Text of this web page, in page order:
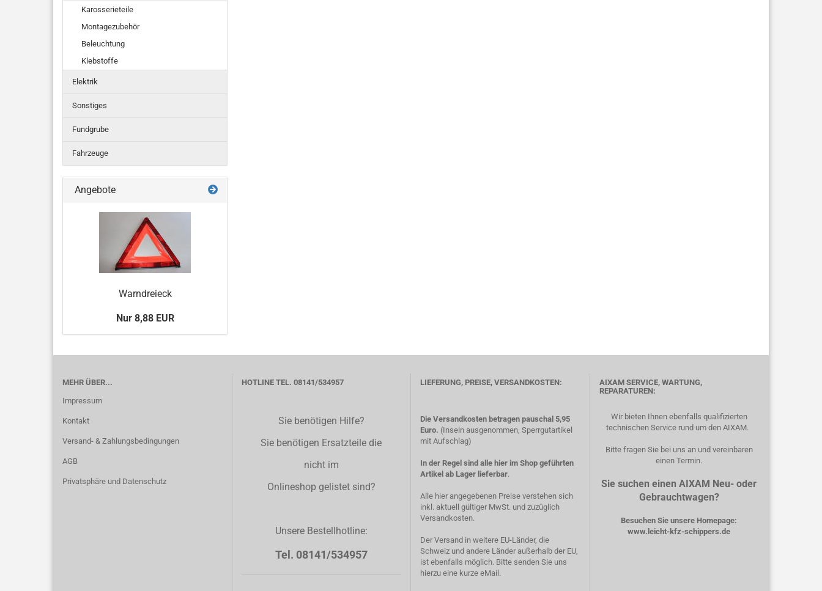
Karosserieteile
Montagezubehör
Beleuchtung
Klebstoffe
Elektrik
Sonstiges
Fundgrube
Fahrzeuge
Angebote
Warndreieck
Nur 8,88 EUR
MEHR ÜBER...
Impressum
Kontakt
Versand- & Zahlungsbedingungen
AGB
Privatsphäre und Datenschutz
HOTLINE TEL. 08141/534957
Sie benötigen Hilfe?
Sie benötigen Ersatzteile die
nicht im
Onlineshop gelistet sind?
Unsere Bestellhotline:
Tel. 08141/534957
LIEFERUNG, PREISE, VERSANDKOSTEN:
Die Versandkosten betragen pauschal 5,95
Euro. (Inseln ausgenommen, Sperrgutartikel
mit Aufschlag)
In der Regel sind alle hier im Shop geführten
Artikel ab Lager lieferbar.
Alle hier angegebenen Preise verstehen sich
inkl. aktuell gültiger MwSt. und zuzüglich
Versandkosten.
Der Versand in weitere EU-Länder, die
Schweiz und andere Länder außerhalb der EU,
ist ebenfalls möglich. Bitte senden Sie uns
hierzu eine kurze eMail.
AIXAM SERVICE, WARTUNG,
REPARATUREN:
Wir bieten Ihnen ebenfalls qualifizierten
technischen Service rund um den AIXAM.
Bitte fragen Sie bei uns an und vereinbaren
einen Termin.
Sie suchen einen AIXAM Neu- oder
Gebrauchtwagen?
Besuchen Sie unsere Homepage:
www.leicht-kfz-schippers.de